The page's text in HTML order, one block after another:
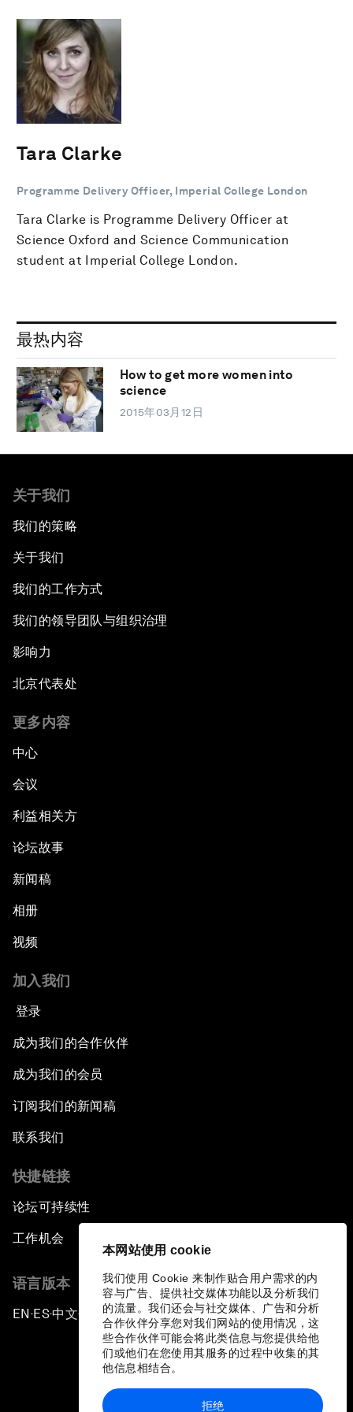
本网站使用 cookie
我们使用 Cookie 来制作贴合用户需求的内
容与广告、提供社交媒体功能以及分析我们
的流量。我们还会与社交媒体、广告和分析
合作伙伴分享您对我们网站的使用情况，这
些合作伙伴可能会将此类信息与您提供给他
们或他们在您使用其服务的过程中收集的其
他信息相结合。
拒绝
Tara Clarke
Programme Delivery Officer, Imperial College London
Tara Clarke is Programme Delivery Officer at
Science Oxford and Science Communication
student at Imperial College London.
最热内容
How to get more women into
science
2015年03月12日
关于我们
我们的策略
关于我们
我们的工作方式
我们的领导团队与组织治理
影响力
北京代表处
更多内容
中心
会议
利益相关方
论坛故事
新闻稿
相册
视频
加入我们
登录
成为我们的合作伙伴
成为我们的会员
订阅我们的新闻稿
联系我们
快捷链接
论坛可持续性
工作机会
语言版本
EN ▪ES▪中文▪ 日本語